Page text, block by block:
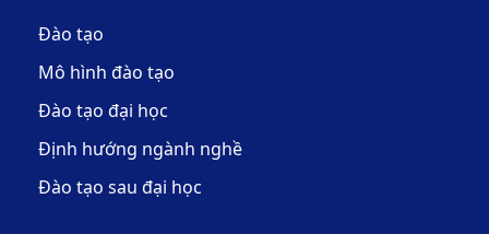
Đào tạo
Mô hình đào tạo
Đào tạo đại học
Định hướng ngành nghề
Đào tạo sau đại học